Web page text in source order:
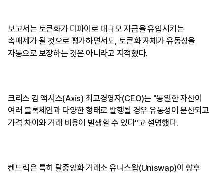
보고서는 토큰화가 디파이로 대규모 자금을 유입시키는
촉매제가 될 것으로 평가하면서도, 토큰화 자체가 유동성을
자동으로 보장하는 것은 아니라고 지적했다.
크리스 김 액시스(Axis) 최고경영자(CEO)는 "동일한 자산이
여러 블록체인과 다양한 형태로 발행될 경우 유동성이 분산되고
가격 차이와 거래 비용이 발생할 수 있다"고 설명했다.
켄드릭은 특히 탈중앙화 거래소 유니스왑(Uniswap)이 향후